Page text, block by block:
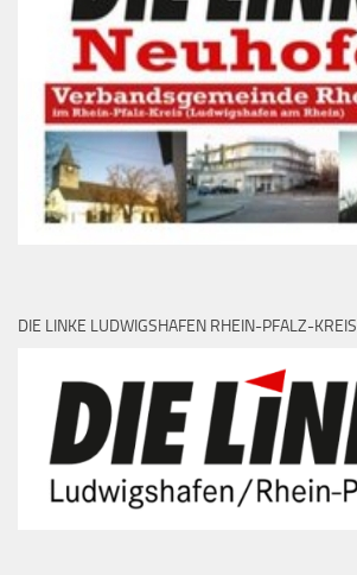
DIE LINKE LUDWIGSHAFEN RHEIN-PFALZ-KREIS